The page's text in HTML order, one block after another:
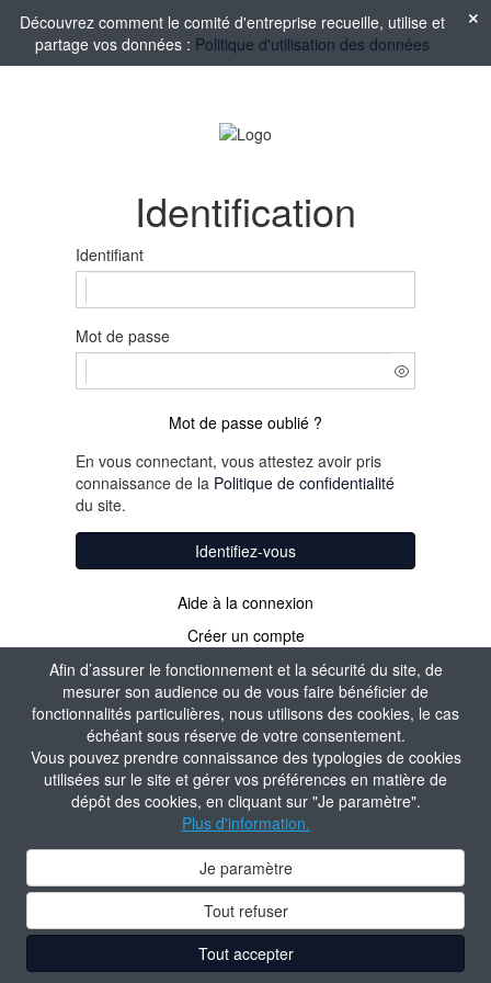
Afin d’assurer le fonctionnement et la sécurité du site, de
mesurer son audience ou de vous faire bénéficier de
fonctionnalités particulières, nous utilisons des cookies, le cas
échéant sous réserve de votre consentement.
Vous pouvez prendre connaissance des typologies de cookies
utilisées sur le site et gérer vos préférences en matière de
dépôt des cookies, en cliquant sur "Je paramètre".
Plus d'information.
Je paramètre
Tout refuser
Tout accepter
Découvrez comment le comité d'entreprise recueille, utilise et
partage vos données : Politique d'utilisation des données
Identification
Identifiant
Mot de passe
Mot de passe oublié ?
En vous connectant, vous attestez avoir pris
connaissance de la Politique de confidentialité
du site.
Identifiez-vous
Aide à la connexion
Créer un compte